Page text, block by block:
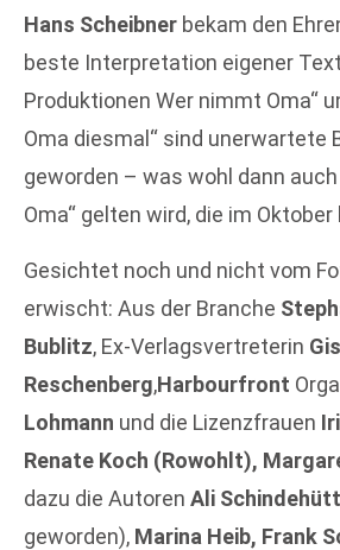
Hans Scheibner bekam den
beste Interpretation eigener
Produktionen Wer nimmt Oma“
Oma diesmal“ sind unerwartete
geworden – was wohl dann
Oma“ gelten wird, die im
Gesichtet noch und nicht vom
erwischt: Aus der Branche
Bublitz, Ex-Verlagsvertreterin
Reschenberg,Harbourfront
Lohmann und die Lizenzfrauen
Renate Koch (Rowohlt),
dazu die Autoren Ali
geworden), Marina Heib, Frank